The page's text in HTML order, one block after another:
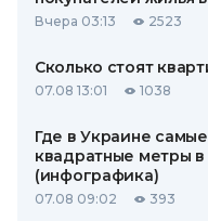
Вчера 03:13 2523
Сколько стоят
07.08 13:01 1038
Где в Украине
квадратные метры
(инфографика)
07.08 09:02 393